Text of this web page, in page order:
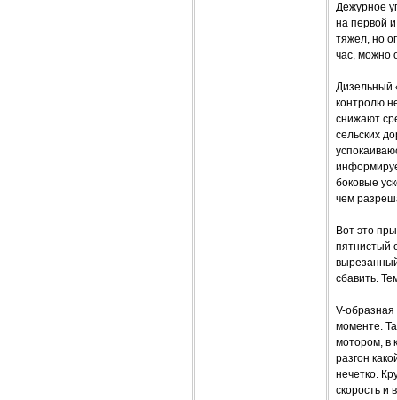
Дежурное
на первой
тяжел, но
час, можно
Дизельный
контролю
снижают
сельских
боковые
чем
Вот это
пятнистый
сбавить.
V-
моменте.
мотором, в
разгон
нечетко.
скорость и